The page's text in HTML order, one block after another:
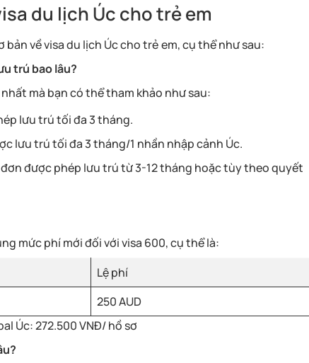
du lịch Úc cho trẻ em
về visa du lịch Úc cho trẻ em, cụ thể như sau:
trú bao lâu?
mà bạn có thể tham khảo như sau:
lưu trú tối đa 3 tháng.
lưu trú tối đa 3 tháng/1 nhần nhập cảnh Úc.
được phép lưu trú từ 3-12 tháng hoặc tùy theo quyết
mức phí mới đối với visa 600, cụ thể là:
Lệ phí
250 AUD
Úc: 272.500 VNĐ/ hồ sơ